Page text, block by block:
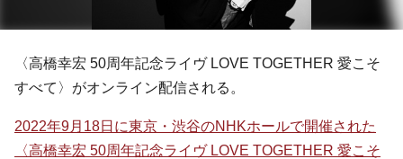
〈高橋幸宏 50周年記念ライヴ LOVE TOGETHER 愛こそ
すべて〉がオンライン配信される。
2022年9月18日に東京・渋谷のNHKホールで開催された
〈高橋幸宏 50周年記念ライヴ LOVE TOGETHER 愛こそ